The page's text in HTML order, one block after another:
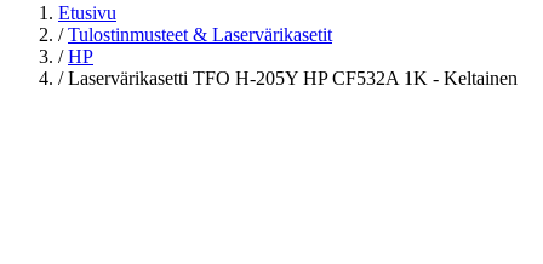
Etusivu
/ Tulostinmusteet & Laservärikasetit
/ HP
/ Laservärikasetti TFO H-205Y HP CF532A 1K - Keltainen